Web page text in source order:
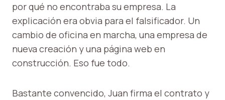
por qué no encontraba su empresa. La
explicación era obvia para el falsificador. Un
cambio de oficina en marcha, una empresa de
nueva creación y una página web en
construcción. Eso fue todo.
Bastante convencido, Juan firma el contrato y